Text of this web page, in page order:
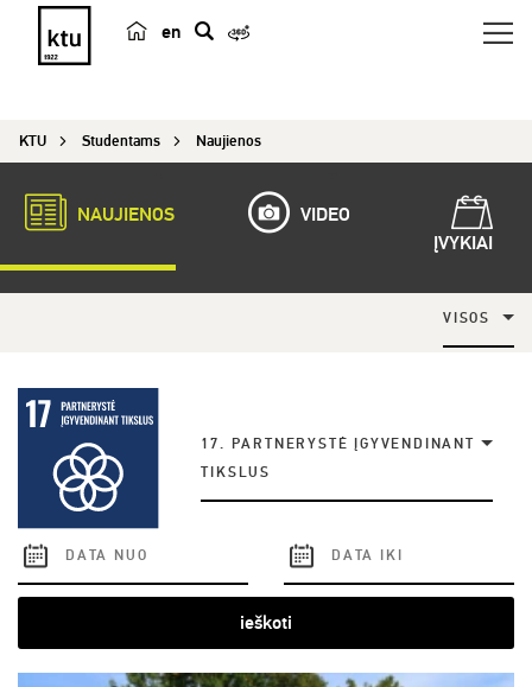
en
KTU Studentams Naujienos
NAUJIENOS
VIDEO
ĮVYKIAI
VISOS
17. PARTNERYSTĖ ĮGYVENDINANT
TIKSLUS
ieškoti